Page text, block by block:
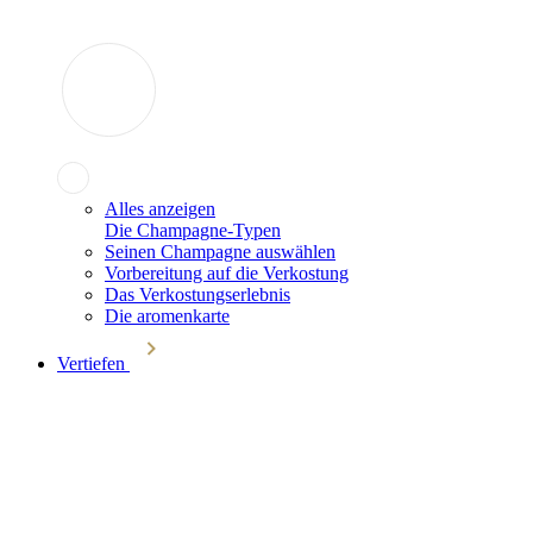
Alles anzeigen
Die Champagne-Typen
Seinen Champagne auswählen
Vorbereitung auf die Verkostung
Das Verkostungserlebnis
Die aromenkarte
Vertiefen